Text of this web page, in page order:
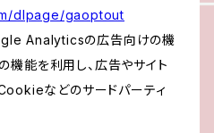
dlpage/gaoptout
Analyticsの広告向けの機
機能を利用し、広告やサイト
などのサードパーティ